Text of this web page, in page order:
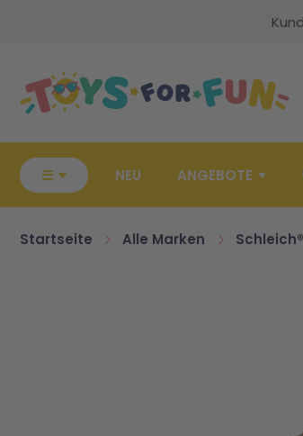
☰ NEU ANGEBOTE
Startseite Alle Marken Schleich®